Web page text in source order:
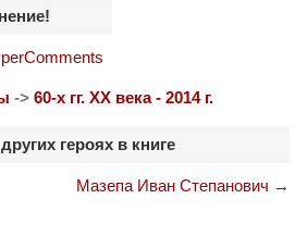
-> 60-х гг. ХХ века - 2014 г.
героях в книге
Мазепа Иван Степанович →